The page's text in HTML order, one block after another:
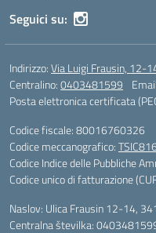
Seguici su:
Indirizzo:Via Luigi Frausin, 12-
Centralino:0403481599
Posta elettronica certificata
Codice fiscale: 80016760326
Codice meccanografico:
Codice Indice delle Pubbliche
Codice unico di fatturazione
Naslov: Ulica Frausin 12-14,
Centralna številka: